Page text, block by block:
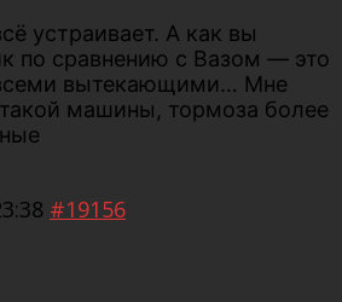
устраивает. А как вы
по сравнению с Вазом — это
вытекающими… Мне
машины, тормоза более
#19156